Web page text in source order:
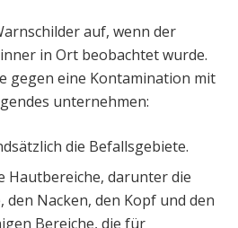
auf, wenn der
in Ort beobachtet wurde.
gegen eine Kontamination mit
unternehmen:
die Befallsgebiete.
Hautbereiche, darunter die
den Nacken, den Kopf und den
Bereiche, die für